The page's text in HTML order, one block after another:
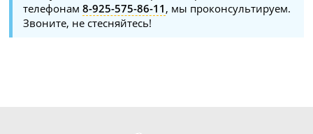
телефонам8-925-575-86-11 , мы проконсультируем.
Звоните, не стесняйтесь!